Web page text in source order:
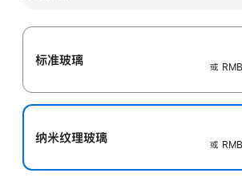
标准玻璃
或
纳米纹理玻璃
或